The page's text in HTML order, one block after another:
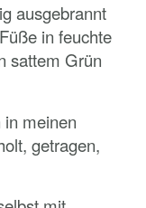
ausgebrannt
in feuchte
sattem Grün
meinen
getragen,